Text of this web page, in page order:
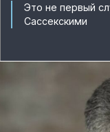
Это не первый
Сассекскими